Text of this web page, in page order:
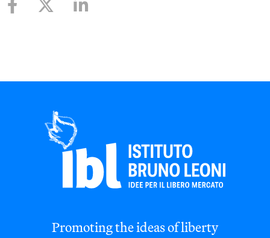
Promoting the ideas of liberty